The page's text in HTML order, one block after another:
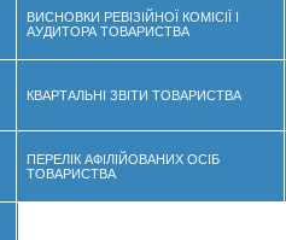
ВИСНОВКИ РЕВІЗІЙНОЇ КОМІСІЇ І
АУДИТОРА ТОВАРИСТВА
КВАРТАЛЬНІ ЗВІТИ ТОВАРИСТВА
ПЕРЕЛІК АФІЛIЙОВАНИХ ОСІБ
ТОВАРИСТВА